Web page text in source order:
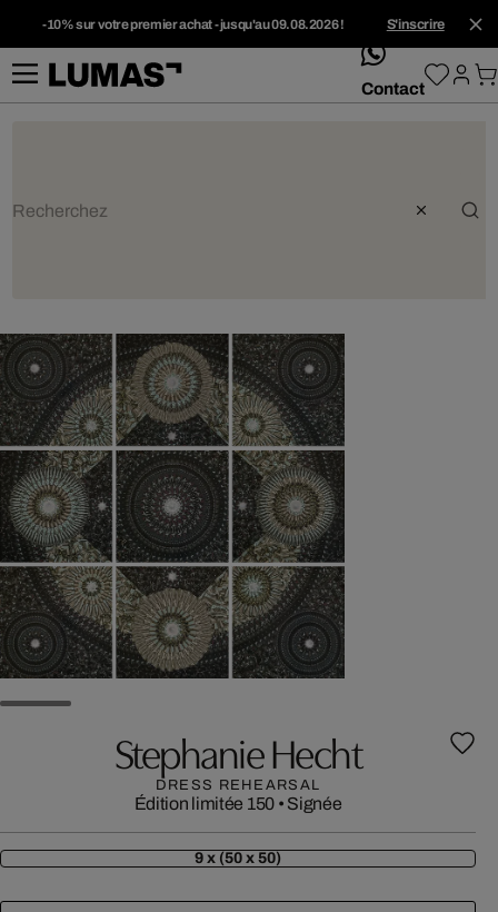
-10% sur votre premier achat - jusqu'au 09.08.2026 ! S'inscrire
whatsApp
Contact
Stephanie Hecht
DRESS REHEARSAL
Édition limitée 150 • Signée
9 x (50 x 50)